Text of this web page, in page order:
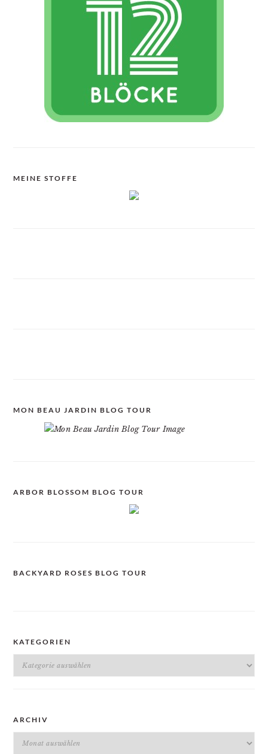
MEINE STOFFE
MON BEAU JARDIN BLOG TOUR
ARBOR BLOSSOM BLOG TOUR
BACKYARD ROSES BLOG TOUR
KATEGORIEN
Kategorien
ARCHIV
Archiv